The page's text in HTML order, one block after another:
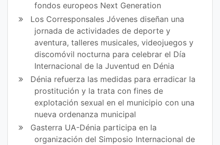
fondos europeos Next Generation
Los Corresponsales Jóvenes diseñan una
jornada de actividades de deporte y
aventura, talleres musicales, videojuegos y
discomóvil nocturna para celebrar el Día
Internacional de la Juventud en Dénia
Dénia refuerza las medidas para erradicar la
prostitución y la trata con fines de
explotación sexual en el municipio con una
nueva ordenanza municipal
Gasterra UA-Dénia participa en la
organización del Simposio Internacional de